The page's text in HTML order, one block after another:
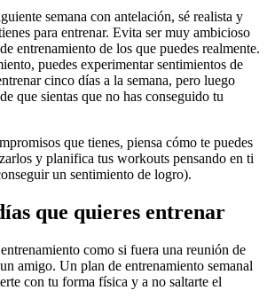
semana con antelación, sé realista y
para entrenar. Evita ser muy ambicioso
entrenamiento de los que puedes realmente.
puedes experimentar sentimientos de
cinco días a la semana, pero luego
que sientas que no has conseguido tu
que tienes, piensa cómo te puedes
y planifica tus workouts pensando en ti
un sentimiento de logro).
que quieres entrenar
como si fuera una reunión de
amigo. Un plan de entrenamiento semanal
con tu forma física y a no saltarte el